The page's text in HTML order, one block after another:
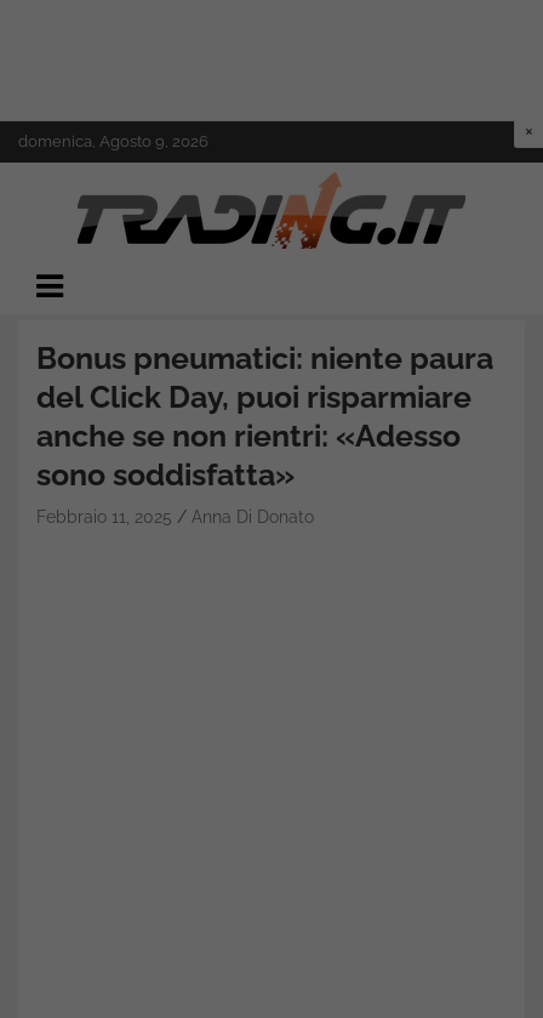
Skip
to
domenica, Agosto 9, 2026
Trading.it
Bonus pneumatici: niente paura
del Click Day, puoi risparmiare
anche se non rientri: «Adesso
sono soddisfatta»
Febbraio 11, 2025 Anna Di Donato